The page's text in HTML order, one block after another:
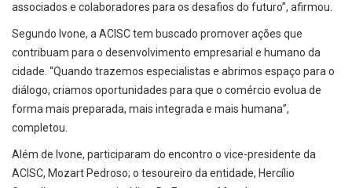
associados e colaboradores para os desafios do futuro”, afirmou.
Segundo Ivone, a ACISC tem buscado promover ações que
contribuam para o desenvolvimento empresarial e humano da
cidade. “Quando trazemos especialistas e abrimos espaço para o
diálogo, criamos oportunidades para que o comércio evolua de
forma mais preparada, mais integrada e mais humana”,
completou.
Além de Ivone, participaram do encontro o vice-presidente da
ACISC, Mozart Pedroso; o tesoureiro da entidade, Hercílio